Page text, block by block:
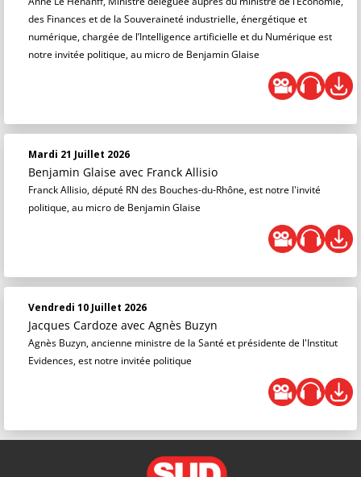
des Finances et de la Souveraineté industrielle, énergétique et
numérique, chargée de l’Intelligence artificielle et du Numérique est
notre invitée politique, au micro de Benjamin Glaise
Mardi 21 Juillet 2026
Benjamin Glaise avec Franck Allisio
Franck Allisio, député RN des Bouches-du-Rhône, est notre l'invité
politique, au micro de Benjamin Glaise
Vendredi 10 Juillet 2026
Jacques Cardoze avec Agnès Buzyn
Agnès Buzyn, ancienne ministre de la Santé et présidente de l'Institut
Evidences, est notre invitée politique